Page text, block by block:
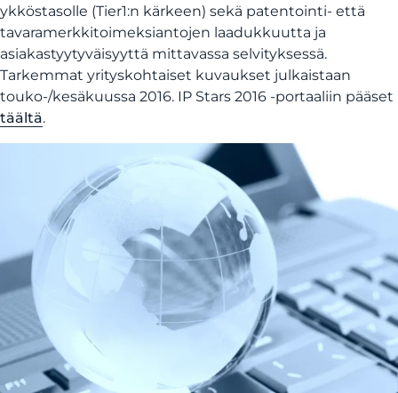
ykköstasolle (Tier1:n kärkeen) sekä patentointi- että
tavaramerkkitoimeksiantojen laadukkuutta ja
asiakastyytyväisyyttä mittavassa selvityksessä.
Tarkemmat yrityskohtaiset kuvaukset julkaistaan
touko-/kesäkuussa 2016. IP Stars 2016 -portaaliin pääset
täältä.